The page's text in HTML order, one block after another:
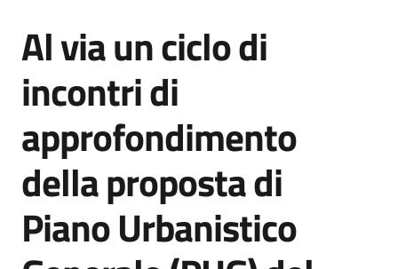
Novità
Menu selezionato
Servizi
Vivere
Castel
del
Rio
Salta al contenuto
Al via un ciclo di
incontri di
approfondimento
della proposta di
Piano Urbanistico